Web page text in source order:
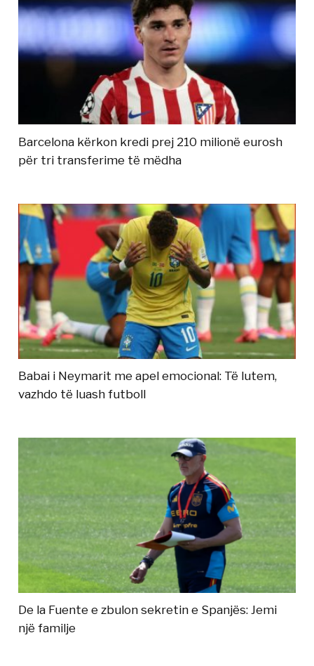
Barcelona kërkon kredi prej 210 milionë eurosh
për tri transferime të mëdha
Babai i Neymarit me apel emocional: Të lutem,
vazhdo të luash futboll
De la Fuente e zbulon sekretin e Spanjës: Jemi
një familje